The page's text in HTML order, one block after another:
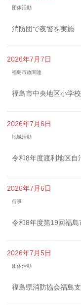
団体活動
消防団で夜警を実施
2026年7月7日
福島市政関連
福島市中央地区小学
2026年7月6日
地域活動
令和8年度渡利地区自
2026年7月6日
行事
令和8年度第19回福
2026年7月5日
団体活動
福島県消防協会福島